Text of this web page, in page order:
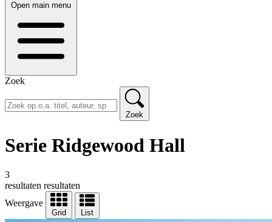
Open main menu
Zoek
Zoek
Serie Ridgewood Hall
3
resultaten resultaten
Weergave
Grid List